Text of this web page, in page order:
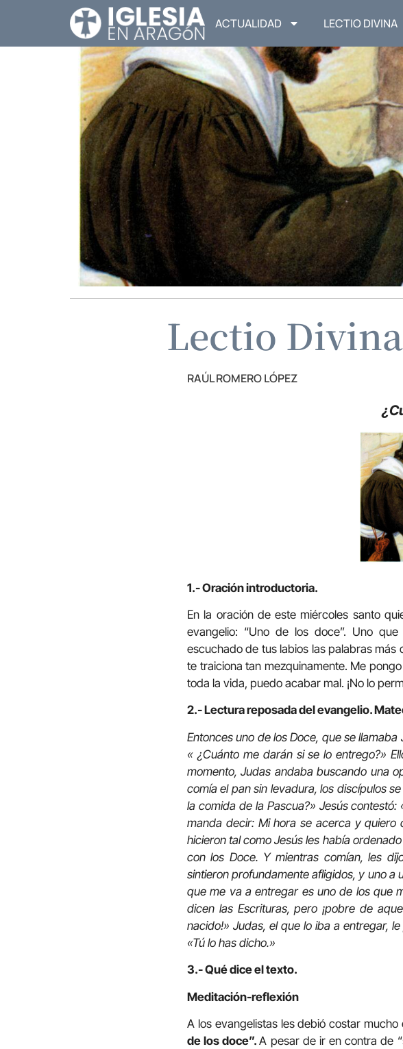
ACTUALIDAD LECTIO DIVINA
Lectio
RAÚL ROMERO LÓPEZ
1.- Oración introductoria.
En la oración de este miércoles santo
evangelio: “Uno de los doce”. Uno
escuchado de tus labios las palabras
te traiciona tan mezquinamente. Me
toda la vida, puedo acabar mal. ¡No lo
2.- Lectura reposada del evangelio.
Entonces uno de los Doce, que se
« ¿Cuánto me darán si se lo entrego?»
momento, Judas andaba buscando una
comía el pan sin levadura, los discípulos
la comida de la Pascua?» Jesús
manda decir: Mi hora se acerca y quiero
hicieron tal como Jesús les había
con los Doce. Y mientras comían, les
sintieron profundamente afligidos, y uno a
que me va a entregar es uno de los que
dicen las Escrituras, pero ¡pobre de
nacido!» Judas, el que lo iba a entregar,
«Tú lo has dicho.»
3.- Qué dice el texto.
Meditación-reflexión
A los evangelistas les debió costar
de los doce”.A pesar de ir en contra de